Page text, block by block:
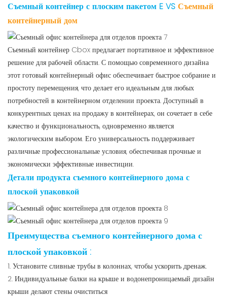
Съемный контейнер с плоским пакетом E VS Съемный
контейнерный дом
Съемный контейнер Cbox предлагает портативное и эффективное
решение для рабочей области. С помощью современного дизайна
этот готовый контейнерный офис обеспечивает быстрое собрание и
простоту перемещения, что делает его идеальным для любых
потребностей в контейнерном отделении проекта. Доступный в
конкурентных ценах на продажу в контейнерах, он сочетает в себе
качество и функциональность, одновременно является
экологическим выбором. Его универсальность поддерживает
различные профессиональные условия, обеспечивая прочные и
экономически эффективные инвестиции.
Детали продукта съемного контейнерного дома с
плоской упаковкой
Преимущества съемного контейнерного дома с
плоской упаковкой :
1. Установите сливные трубы в колоннах, чтобы ускорить дренаж.
2. Индивидуальные балки на крыше и водонепроницаемый дизайн
крыши делают стены очиститься